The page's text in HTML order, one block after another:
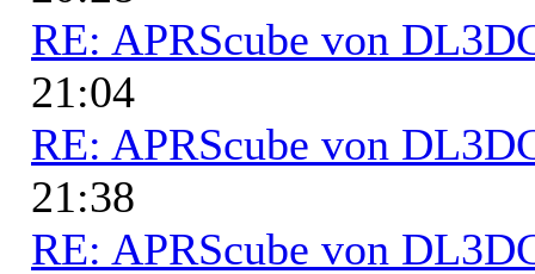
RE: APRScube von
21:04
RE: APRScube von
21:38
RE: APRScube von